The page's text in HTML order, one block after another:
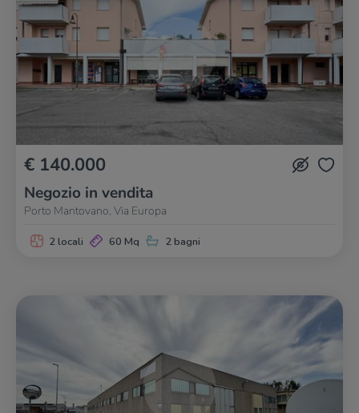
€ 140.000
Negozio in vendita
Porto Mantovano, Via Europa
2 locali 60 Mq 2 bagni